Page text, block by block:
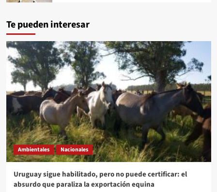
Te pueden interesar
Ambientales Nacionales
Uruguay sigue habilitado, pero no puede certificar: el
absurdo que paraliza la exportación equina